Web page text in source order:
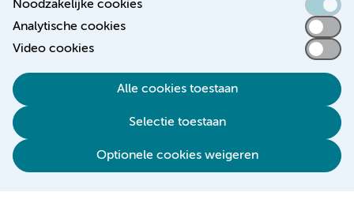
Noodzakelijke cookies
Analytische cookies
Video cookies
Alle cookies toestaan
Selectie toestaan
Optionele cookies weigeren
Toegankelijkheidsverklaring
Algemene privacyverklaring